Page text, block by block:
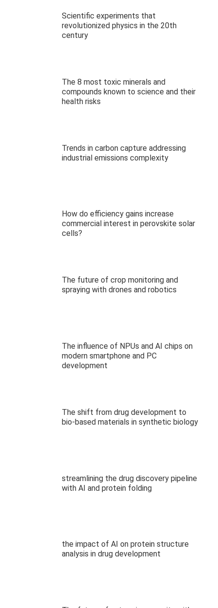
Scientific experiments that
revolutionized physics in the 20th
century
The 8 most toxic minerals and
compounds known to science and their
health risks
Trends in carbon capture addressing
industrial emissions complexity
How do efficiency gains increase
commercial interest in perovskite solar
cells?
The future of crop monitoring and
spraying with drones and robotics
The influence of NPUs and AI chips on
modern smartphone and PC
development
The shift from drug development to
bio-based materials in synthetic biology
streamlining the drug discovery pipeline
with AI and protein folding
the impact of AI on protein structure
analysis in drug development